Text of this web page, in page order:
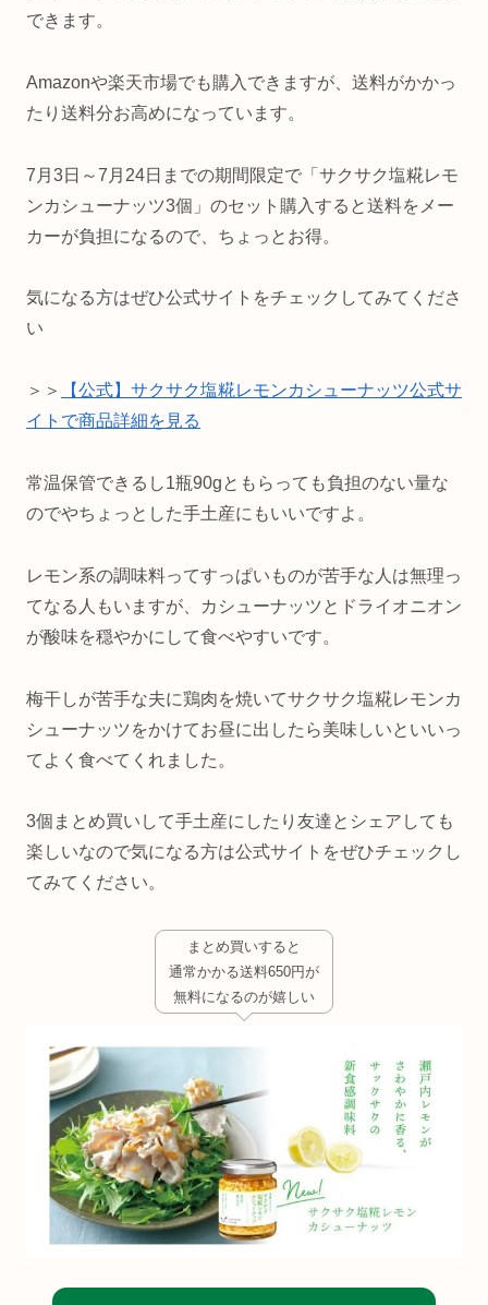
できます。
Amazonや楽天市場でも購入できますが、送料がかかっ
たり送料分お高めになっています。
7月3日～7月24日までの期間限定で「サクサク塩糀レモ
ンカシューナッツ3個」のセット購入すると送料をメー
カーが負担になるので、ちょっとお得。
気になる方はぜひ公式サイトをチェックしてみてくださ
い
＞＞
【公式】サクサク塩糀レモンカシューナッツ公式サ
イトで商品詳細を見る
常温保管できるし1瓶90gともらっても負担のない量な
のでやちょっとした手土産にもいいですよ。
レモン系の調味料ってすっぱいものが苦手な人は無理っ
てなる人もいますが、カシューナッツとドライオニオン
が酸味を穏やかにして食べやすいです。
梅干しが苦手な夫に鶏肉を焼いてサクサク塩糀レモンカ
シューナッツをかけてお昼に出したら美味しいといいっ
てよく食べてくれました。
3個まとめ買いして手土産にしたり友達とシェアしても
楽しいなので気になる方は公式サイトをぜひチェックし
てみてください。
まとめ買いすると
通常かかる送料650円が
無料になるのが嬉しい